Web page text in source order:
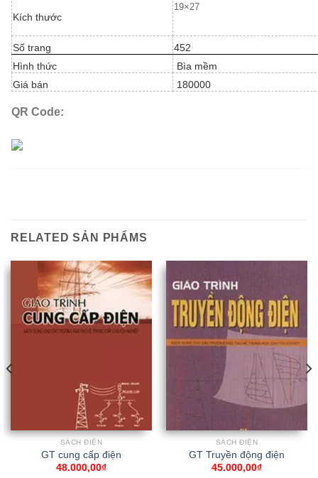
Kích thước
19×27
Số trang
452
Hình thức
Bìa mềm
Giá bán
180000
QR Code:
RELATED SẢN PHẨMS
SÁCH ĐIỆN
GT cung cấp điện
48.000,00₫
SÁCH ĐIỆN
GT Truyền động điện
45.000,00₫